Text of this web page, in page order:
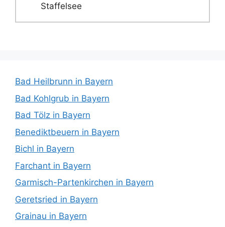
Staffelsee
Bad Heilbrunn in Bayern
Bad Kohlgrub in Bayern
Bad Tölz in Bayern
Benediktbeuern in Bayern
Bichl in Bayern
Farchant in Bayern
Garmisch-Partenkirchen in Bayern
Geretsried in Bayern
Grainau in Bayern